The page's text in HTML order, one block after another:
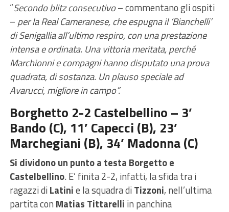
“Secondo blitz consecutivo– commentano gli ospiti
– per la Real Cameranese, che espugna il ‘Bianchelli’
di Senigallia all’ultimo respiro, con una prestazione
intensa e ordinata. Una vittoria meritata, perché
Marchionni e compagni hanno disputato una prova
quadrata, di sostanza. Un plauso speciale ad
Avarucci, migliore in campo”.
Borghetto 2-2 Castelbellino – 3’
Bando (C), 11’ Capecci (B), 23’
Marchegiani (B), 34’ Madonna (C)
Si dividono un punto a testa Borgetto e
Castelbellino. E’ finita 2-2, infatti, la sfida tra i
ragazzi diLatinie la squadra diTizzoni, nell’ultima
partita con Matias Tittarelli in panchina